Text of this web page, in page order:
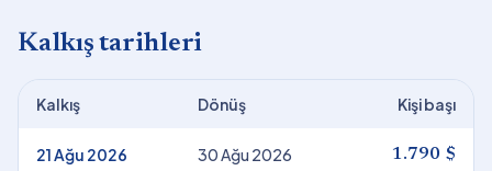
Kalkış tarihleri
Kalkış Dönüş Kişi başı
21 Ağu 2026 30 Ağu 2026 1.790 $